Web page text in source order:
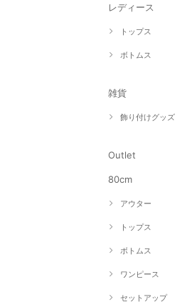
レディース
トップス
ボトムス
雑貨
飾り付けグッズ
Outlet
80cm
アウター
トップス
ボトムス
ワンピース
セットアップ